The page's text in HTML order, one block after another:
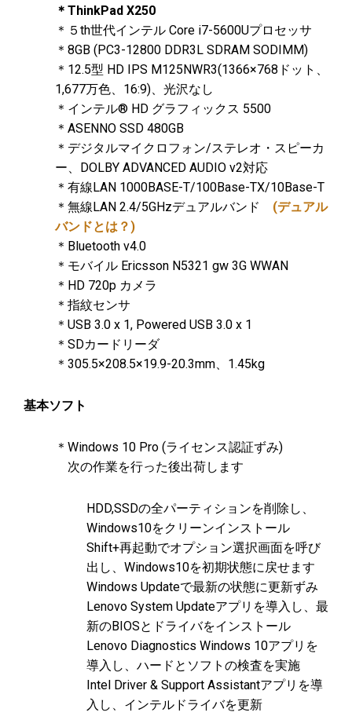
＊ThinkPad X250
＊５th世代インテル Core i7-5600Uプロセッサ
＊8GB (PC3-12800 DDR3L SDRAM SODIMM)
＊12.5型 HD IPS M125NWR3(1366×768ドット、
1,677万色、16:9)、光沢なし
＊インテル® HD グラフィックス 5500
＊ASENNO SSD 480GB
＊デジタルマイクロフォン/ステレオ・スピーカ
ー、DOLBY ADVANCED AUDIO v2対応
＊有線LAN 1000BASE-T/100Base-TX/10Base-T
＊無線LAN 2.4/5GHzデュアルバンド (デュアル
バンドとは？)
＊Bluetooth v4.0
＊モバイル Ericsson N5321 gw 3G WWAN
＊HD 720p カメラ
＊指紋センサ
＊USB 3.0 x 1, Powered USB 3.0 x 1
＊SDカードリーダ
＊305.5×208.5×19.9-20.3mm、1.45kg
基本ソフト
＊Windows 10 Pro (ライセンス認証ずみ)
次の作業を行った後出荷します
HDD,SSDの全パーティションを削除し、
Windows10をクリーンインストール
Shift+再起動でオプション選択画面を呼び
出し、Windows10を初期状態に戻せます
Windows Updateで最新の状態に更新ずみ
Lenovo System Updateアプリを導入し、最
新のBIOSとドライバをインストール
Lenovo Diagnostics Windows 10アプリを
導入し、ハードとソフトの検査を実施
Intel Driver & Support Assistantアプリを導
入し、インテルドライバを更新